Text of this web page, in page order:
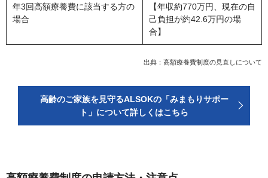
年3回高額療養費に該当する方の
場合
【年収約770万円、現在の自
己負担が約42.6万円の場
合】
出典： 高額療養費制度の見直しについて
高齢のご家族を見守るALSOKの「みまもりサポー
ト」について詳しくはこちら